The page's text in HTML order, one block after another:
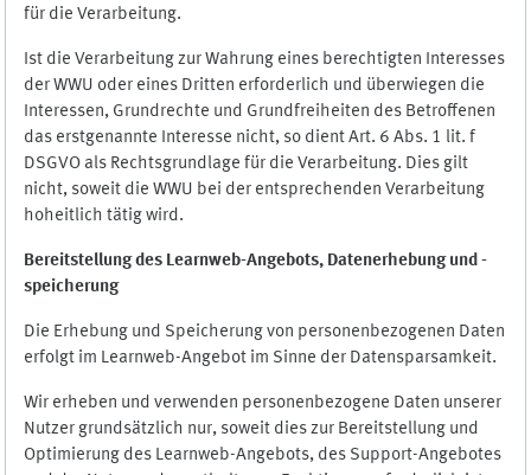
für die Verarbeitung.
Ist die Verarbeitung zur Wahrung eines berechtigten Interesses
der WWU oder eines Dritten erforderlich und überwiegen die
Interessen, Grundrechte und Grundfreiheiten des Betroffenen
das erstgenannte Interesse nicht, so dient Art. 6 Abs. 1 lit. f
DSGVO als Rechtsgrundlage für die Verarbeitung. Dies gilt
nicht, soweit die WWU bei der entsprechenden Verarbeitung
hoheitlich tätig wird.
Bereitstellung des Learnweb-Angebots, Datenerhebung und -
speicherung
Die Erhebung und Speicherung von personenbezogenen Daten
erfolgt im Learnweb-Angebot im Sinne der Datensparsamkeit.
Wir erheben und verwenden personenbezogene Daten unserer
Nutzer grundsätzlich nur, soweit dies zur Bereitstellung und
Optimierung des Learnweb-Angebots, des Support-Angebotes